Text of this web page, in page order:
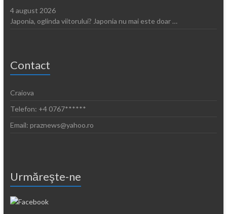
4 august 2026
Japonia, oglinda viitorului? Japonia nu mai este doar …
Contact
Craiova
Telefon: +4 0767******
Email: praznews@yahoo.ro
Urmăreşte-ne